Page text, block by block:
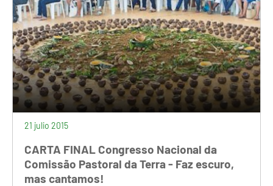
21 julio 2015
CARTA FINAL Congresso Nacional da
Comissão Pastoral da Terra - Faz escuro,
mas cantamos!